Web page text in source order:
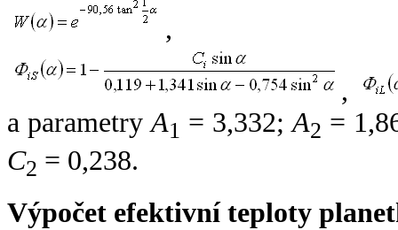
,
,
a parametryA1 = 3,332;A2 =
C2 = 0,238.
Výpočet efektivní teploty